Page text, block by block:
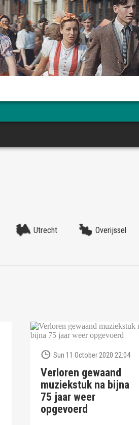
Utrecht Overijssel
Sun 11 October 2020 22:04
Verloren gewaand
muziekstuk na bijna
75 jaar weer
opgevoerd